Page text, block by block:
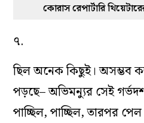
কোরাস রেপার্টারি
৭.
ছিল অনেক কিছুই। অসম্ভব
পড়ছে– অভিমন‌্যুর সেই
পাচ্ছিল, পাচ্ছিল, তারপর